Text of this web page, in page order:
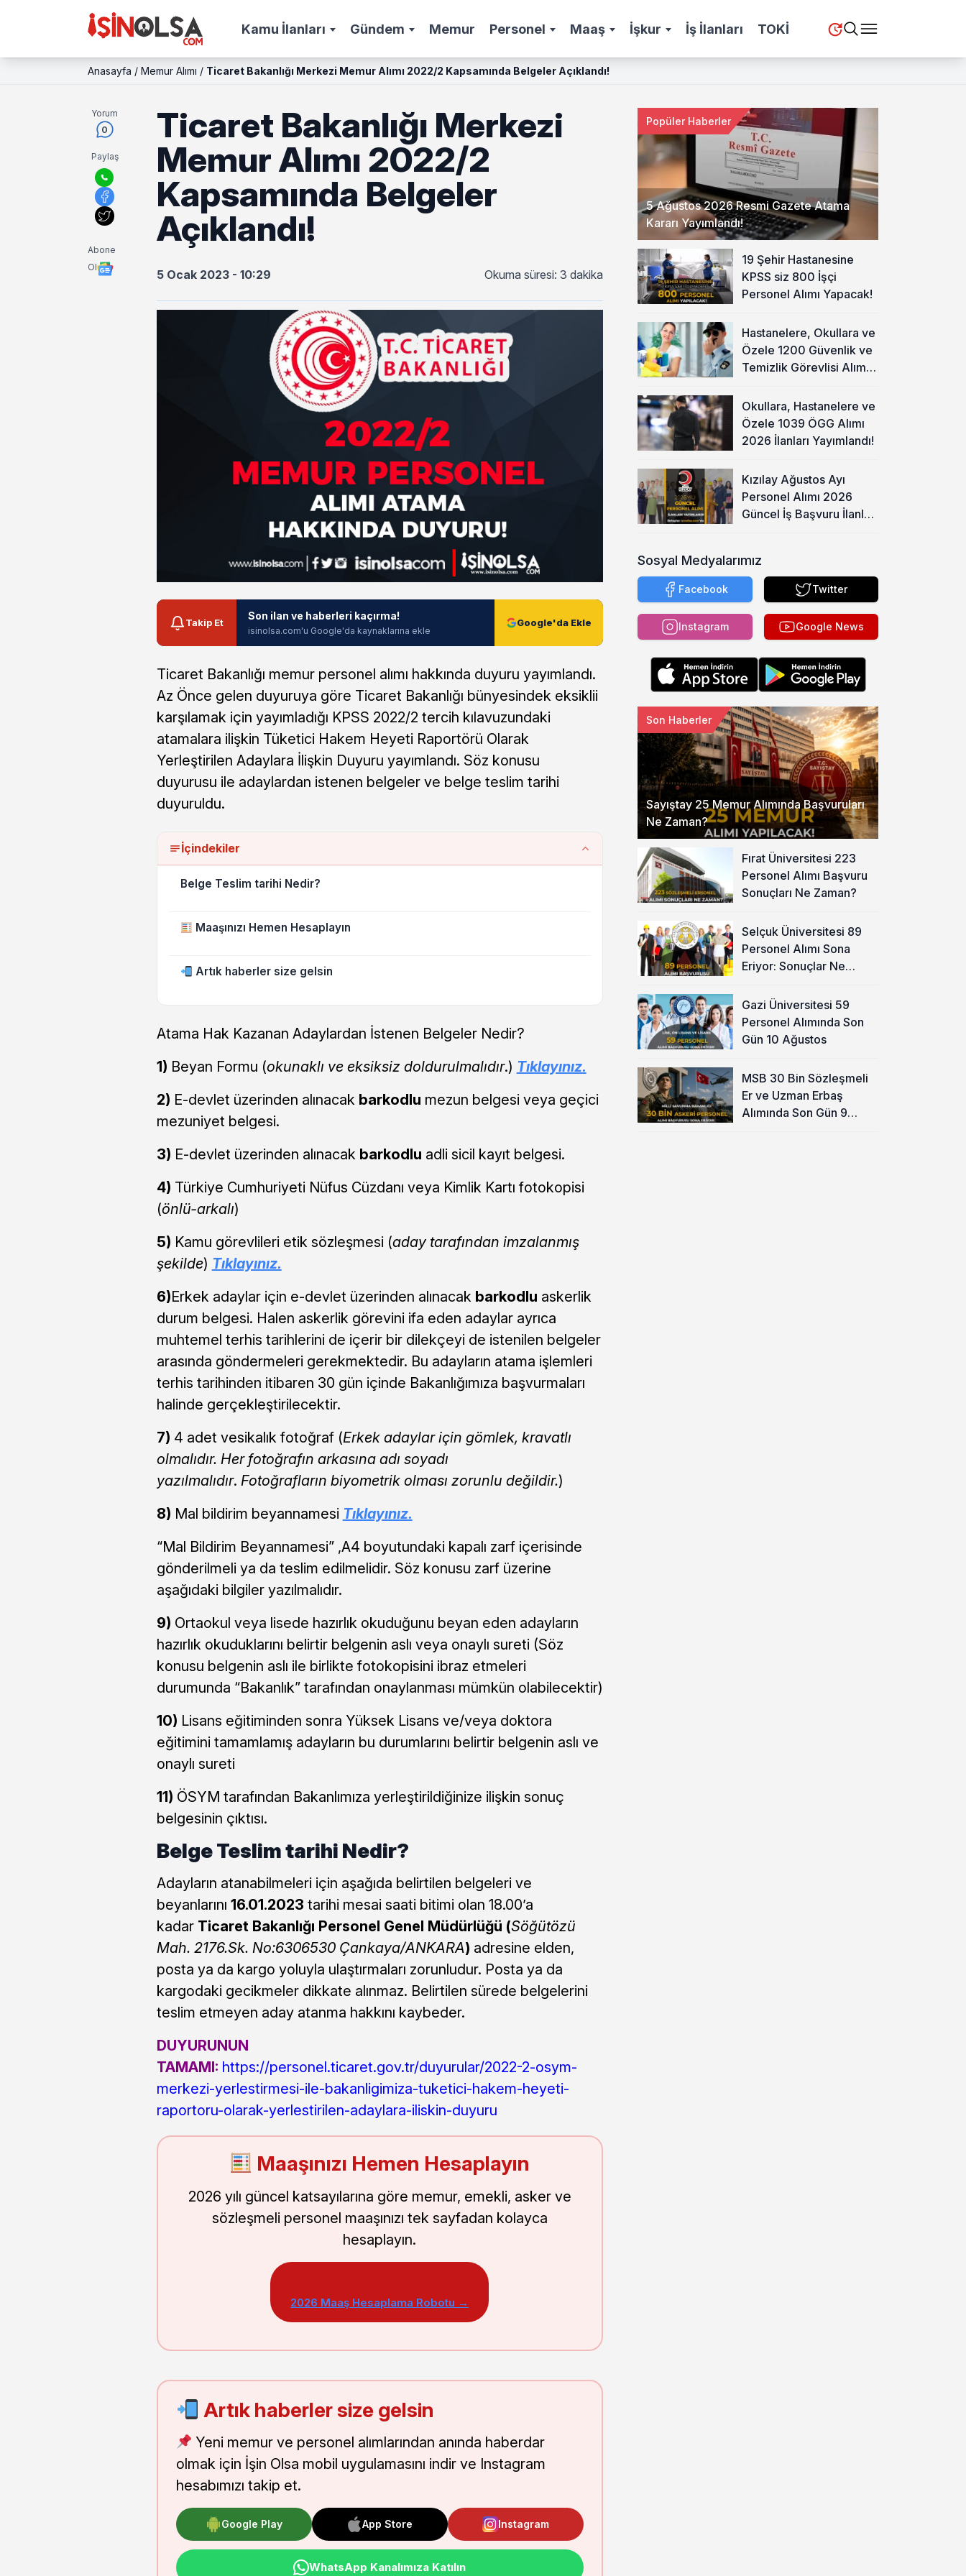
Kamu İlanları Gündem Memur Personel Maaş İşkur İş İlanları TOKİ
Anasayfa / Memur Alımı / Ticaret Bakanlığı Merkezi Memur Alımı 2022/2 Kapsamında Belgeler Açıklandı!
Yorum
0
Paylaş
Abone
Ol
Ticaret Bakanlığı Merkezi
Memur Alımı 2022/2
Kapsamında Belgeler
Açıklandı!
5 Ocak 2023 - 10:29 Okuma süresi: 3 dakika
Takip Et
Son ilan ve haberleri kaçırma!
isinolsa.com'u Google'da kaynaklarına ekle
Google'da Ekle
Ticaret Bakanlığı memur personel alımı hakkında duyuru yayımlandı.
Az Önce gelen duyuruya göre Ticaret Bakanlığı bünyesindek eksiklii
karşılamak için yayımladığı KPSS 2022/2 tercih kılavuzundaki
atamalara ilişkin Tüketici Hakem Heyeti Raportörü Olarak
Yerleştirilen Adaylara İlişkin Duyuru yayımlandı. Söz konusu
duyurusu ile adaylardan istenen belgeler ve belge teslim tarihi
duyuruldu.
İçindekiler
Belge Teslim tarihi Nedir?
Maaşınızı Hemen Hesaplayın
Artık haberler size gelsin
Atama Hak Kazanan Adaylardan İstenen Belgeler Nedir?
1) Beyan Formu (okunaklı ve eksiksiz doldurulmalıdır.) Tıklayınız.
2) E-devlet üzerinden alınacak barkodlu mezun belgesi veya geçici
mezuniyet belgesi.
3) E-devlet üzerinden alınacak barkodlu adli sicil kayıt belgesi.
4) Türkiye Cumhuriyeti Nüfus Cüzdanı veya Kimlik Kartı fotokopisi
(önlü-arkalı)
5) Kamu görevlileri etik sözleşmesi (aday tarafından imzalanmış
şekilde) Tıklayınız.
6)Erkek adaylar için e-devlet üzerinden alınacak barkodlu askerlik
durum belgesi. Halen askerlik görevini ifa eden adaylar ayrıca
muhtemel terhis tarihlerini de içerir bir dilekçeyi de istenilen belgeler
arasında göndermeleri gerekmektedir. Bu adayların atama işlemleri
terhis tarihinden itibaren 30 gün içinde Bakanlığımıza başvurmaları
halinde gerçekleştirilecektir.
7) 4 adet vesikalık fotoğraf (Erkek adaylar için gömlek, kravatlı
olmalıdır. Her fotoğrafın arkasına adı soyadı
yazılmalıdır. Fotoğrafların biyometrik olması zorunlu değildir.)
8) Mal bildirim beyannamesi Tıklayınız.
“Mal Bildirim Beyannamesi” ,A4 boyutundaki kapalı zarf içerisinde
gönderilmeli ya da teslim edilmelidir. Söz konusu zarf üzerine
aşağıdaki bilgiler yazılmalıdır.
9) Ortaokul veya lisede hazırlık okuduğunu beyan eden adayların
hazırlık okuduklarını belirtir belgenin aslı veya onaylı sureti (Söz
konusu belgenin aslı ile birlikte fotokopisini ibraz etmeleri
durumunda “Bakanlık” tarafından onaylanması mümkün olabilecektir)
10) Lisans eğitiminden sonra Yüksek Lisans ve/veya doktora
eğitimini tamamlamış adayların bu durumlarını belirtir belgenin aslı ve
onaylı sureti
11) ÖSYM tarafından Bakanlımıza yerleştirildiğinize ilişkin sonuç
belgesinin çıktısı.
Belge Teslim tarihi Nedir?
Adayların atanabilmeleri için aşağıda belirtilen belgeleri ve
beyanlarını 16.01.2023 tarihi mesai saati bitimi olan 18.00’a
kadar Ticaret Bakanlığı Personel Genel Müdürlüğü (Söğütözü
Mah. 2176.Sk. No:6306530 Çankaya/ANKARA) adresine elden,
posta ya da kargo yoluyla ulaştırmaları zorunludur. Posta ya da
kargodaki gecikmeler dikkate alınmaz. Belirtilen sürede belgelerini
teslim etmeyen aday atanma hakkını kaybeder.
DUYURUNUN
TAMAMI: https://personel.ticaret.gov.tr/duyurular/2022-2-osym-
merkezi-yerlestirmesi-ile-bakanligimiza-tuketici-hakem-heyeti-
raportoru-olarak-yerlestirilen-adaylara-iliskin-duyuru
Maaşınızı Hemen Hesaplayın
2026 yılı güncel katsayılarına göre memur, emekli, asker ve
sözleşmeli personel maaşınızı tek sayfadan kolayca
hesaplayın.
2026 Maaş Hesaplama Robotu →
Artık haberler size gelsin
Yeni memur ve personel alımlarından anında haberdar
olmak için İşin Olsa mobil uygulamasını indir ve Instagram
hesabımızı takip et.
Google Play App Store Instagram
WhatsApp Kanalımıza Katılın
5 Ağustos 2026 Resmi Gazete Atama
Kararı Yayımlandı!
Popüler Haberler
19 Şehir Hastanesine
KPSS siz 800 İşçi
Personel Alımı Yapacak!
Hastanelere, Okullara ve
Özele 1200 Güvenlik ve
Temizlik Görevlisi Alımı
Okullara, Hastanelere ve
Özele 1039 ÖGG Alımı
2026 İlanları Yayımlandı!
Kızılay Ağustos Ayı
Personel Alımı 2026
Güncel İş Başvuru İlanları
Sosyal Medyalarımız
Facebook Twitter
Instagram Google News
Sayıştay 25 Memur Alımında Başvuruları
Ne Zaman?
Son Haberler
Fırat Üniversitesi 223
Personel Alımı Başvuru
Sonuçları Ne Zaman?
Selçuk Üniversitesi 89
Personel Alımı Sona
Eriyor: Sonuçlar Ne
Gazi Üniversitesi 59
Personel Alımında Son
Gün 10 Ağustos
MSB 30 Bin Sözleşmeli
Er ve Uzman Erbaş
Alımında Son Gün 9